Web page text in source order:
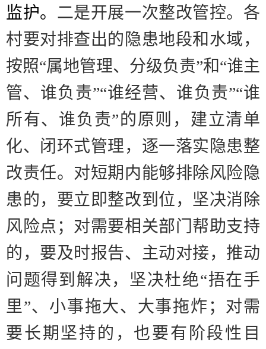
监护。 二是开展一次整改管控。 各
村要对排查出的隐患地段和水域，
按照“属地管理、分级负责”和“谁主
管、谁负责”“谁经营、谁负责”“谁
所有、谁负责”的原则，建立清单
化、闭环式管理，逐一落实隐患整
改责任。对短期内能够排除风险隐
患的，要立即整改到位，坚决消除
风险点；对需要相关部门帮助支持
的，要及时报告、主动对接，推动
问题得到解决，坚决杜绝“捂在手
里”、小事拖大、大事拖炸；对需
要长期坚持的，也要有阶段性目